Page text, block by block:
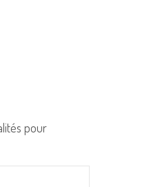
pour